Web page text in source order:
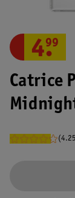
Catrice
4.
99